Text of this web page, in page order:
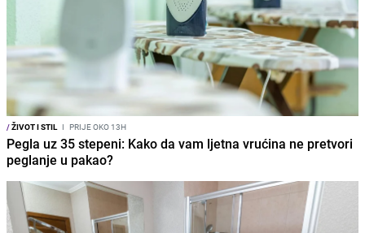
/ŽIVOT I STIL I PRIJE OKO 13H
Pegla uz 35 stepeni: Kako da vam ljetna vrućina ne pretvori
peglanje u pakao?